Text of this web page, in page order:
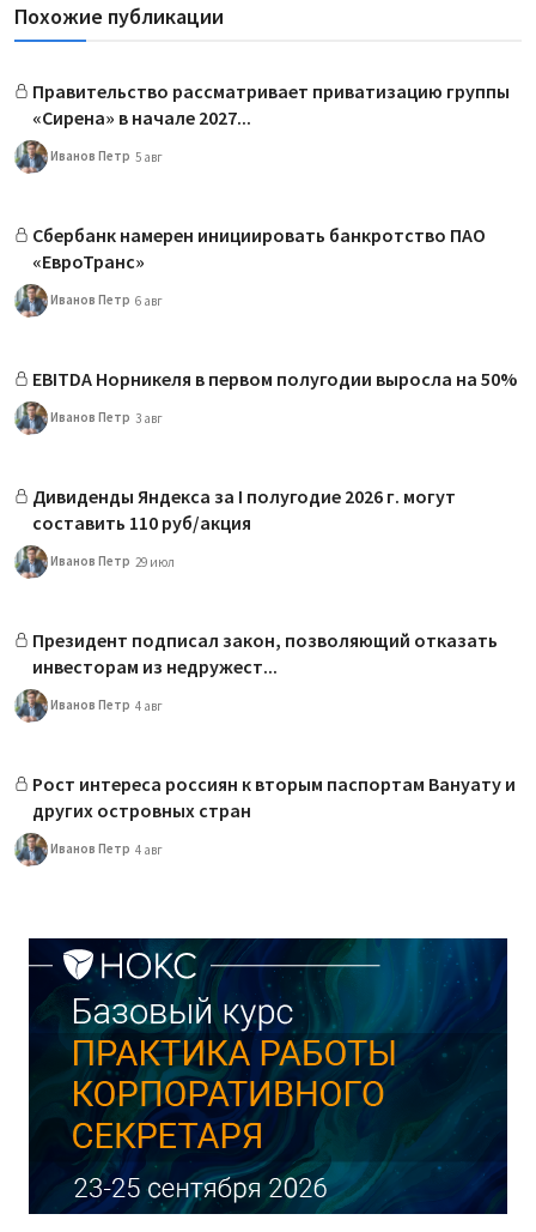
Похожие публикации
Правительство рассматривает приватизацию группы
«Сирена» в начале 2027...
Иванов Петр 5 авг
Сбербанк намерен инициировать банкротство ПАО
«ЕвроТранс»
Иванов Петр 6 авг
EBITDA Норникеля в первом полугодии выросла на 50%
Иванов Петр 3 авг
Дивиденды Яндекса за I полугодие 2026 г. могут
составить 110 руб/акция
Иванов Петр 29 июл
Президент подписал закон, позволяющий отказать
инвесторам из недружест...
Иванов Петр 4 авг
Рост интереса россиян к вторым паспортам Вануату и
других островных стран
Иванов Петр 4 авг